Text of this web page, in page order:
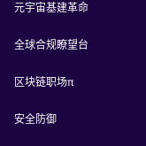
元宇宙基建革命
全球合规瞭望台
区块链职场π
安全防御